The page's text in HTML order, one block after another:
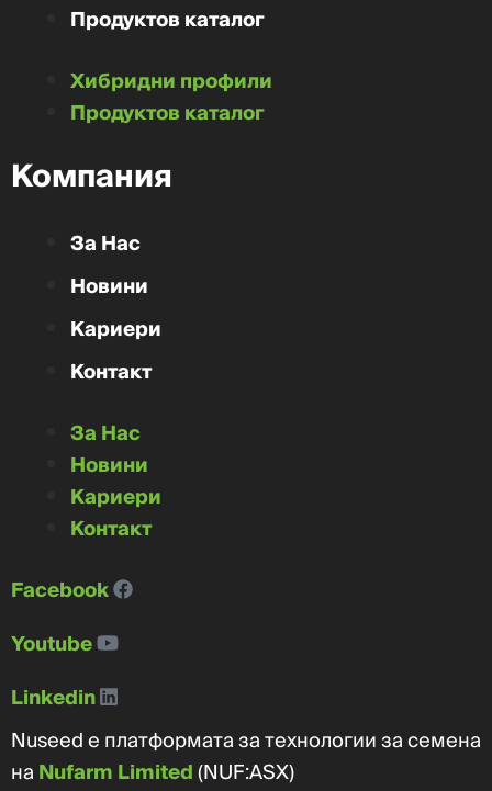
Продуктов каталог
Хибридни профили
Продуктов каталог
Компания
За Нас
Новини
Кариери
Контакт
За Нас
Новини
Кариери
Контакт
Facebook
Youtube
Linkedin
Nuseed е платформата за технологии за семена
наNufarm Limited(NUF:ASX)